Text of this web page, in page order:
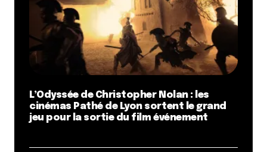
L’Odyssée de Christopher Nolan : les
cinémas Pathé de Lyon sortent le grand
jeu pour la sortie du film événement